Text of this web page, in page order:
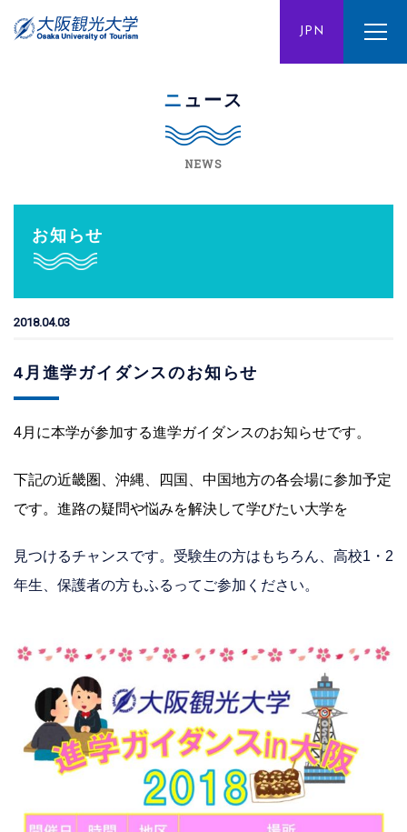
JPN
ENG CHN
ニュース
NEWS
お知らせ
2018.04.03
4月進学ガイダンスのお知らせ
4月に本学が参加する進学ガイダンスのお知らせです。
下記の近畿圏、沖縄、四国、中国地方の各会場に参加予定
です。進路の疑問や悩みを解決して学びたい大学を
見つけるチャンスです。受験生の方はもちろん、高校1・2
年生、保護者の方もふるってご参加ください。